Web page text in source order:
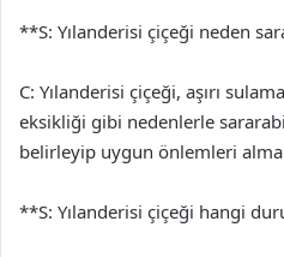
**S: Yılanderisi çiçeği neden
C: Yılanderisi çiçeği, aşırı
eksikliği gibi nedenlerle
belirleyip uygun önlemleri
**S: Yılanderisi çiçeği hangi